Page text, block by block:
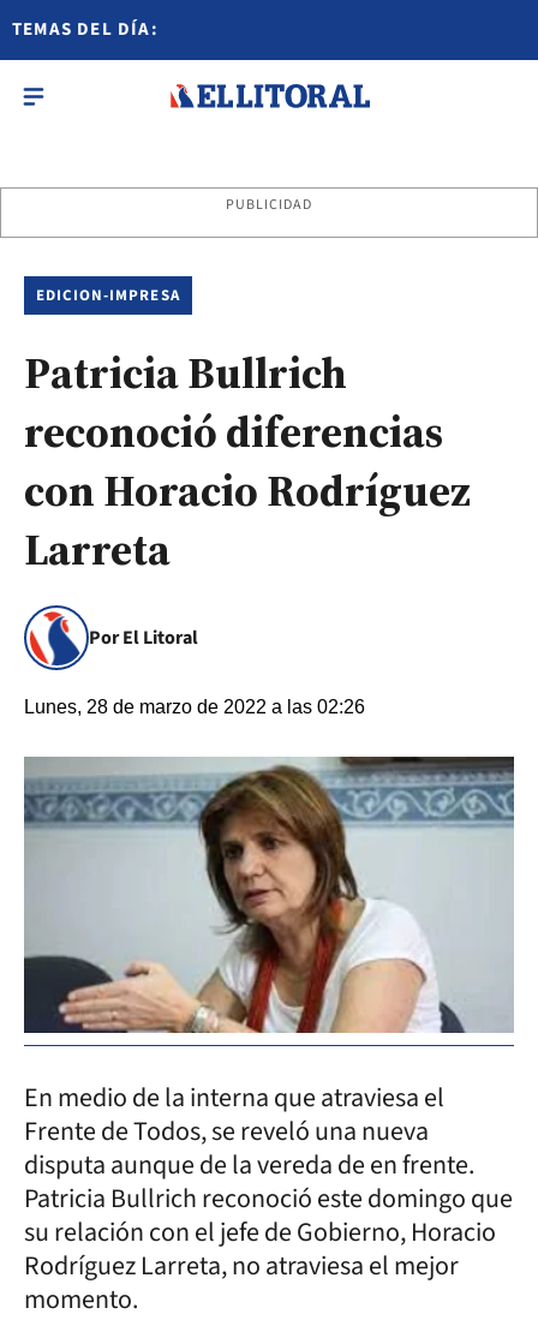
TEMAS DEL DÍA:
PUBLICIDAD
EDICION-IMPRESA
Patricia Bullrich
reconoció diferencias
con Horacio Rodríguez
Larreta
Por El Litoral
Lunes, 28 de marzo de 2022 a las 02:26
En medio de la interna que atraviesa el
Frente de Todos, se reveló una nueva
disputa aunque de la vereda de en frente.
Patricia Bullrich reconoció este domingo que
su relación con el jefe de Gobierno, Horacio
Rodríguez Larreta, no atraviesa el mejor
momento.